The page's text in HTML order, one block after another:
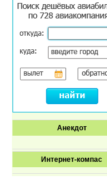
Анекдот
Интернет-компас